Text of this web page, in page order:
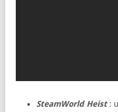
SteamWorld Heist: